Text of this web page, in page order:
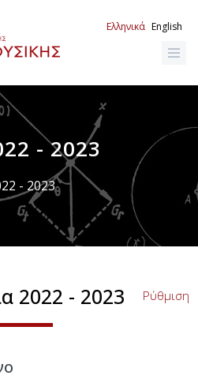
Ελληνικά English
- 2023
- 2023
2022 - 2023 Ρύθμιση